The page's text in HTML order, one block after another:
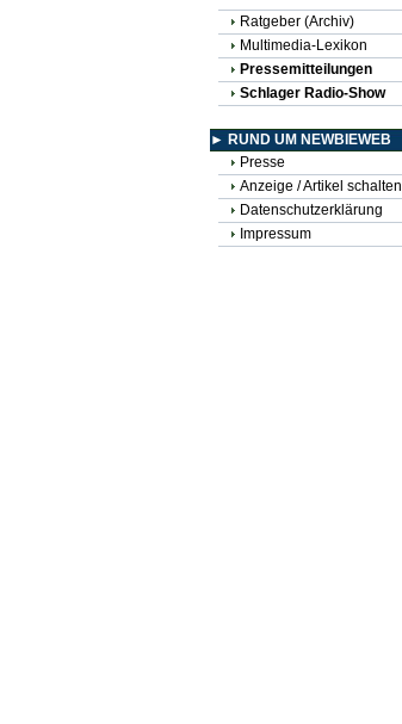
Ratgeber (Archiv)
Multimedia-Lexikon
Pressemitteilungen
Schlager Radio-Show
► RUND UM NEWBIEWEB
Presse
Anzeige / Artikel schalten
Datenschutzerklärung
Impressum